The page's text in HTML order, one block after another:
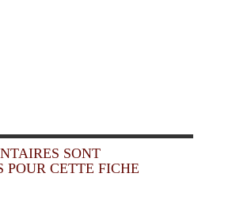
SONT
POUR CETTE FICHE